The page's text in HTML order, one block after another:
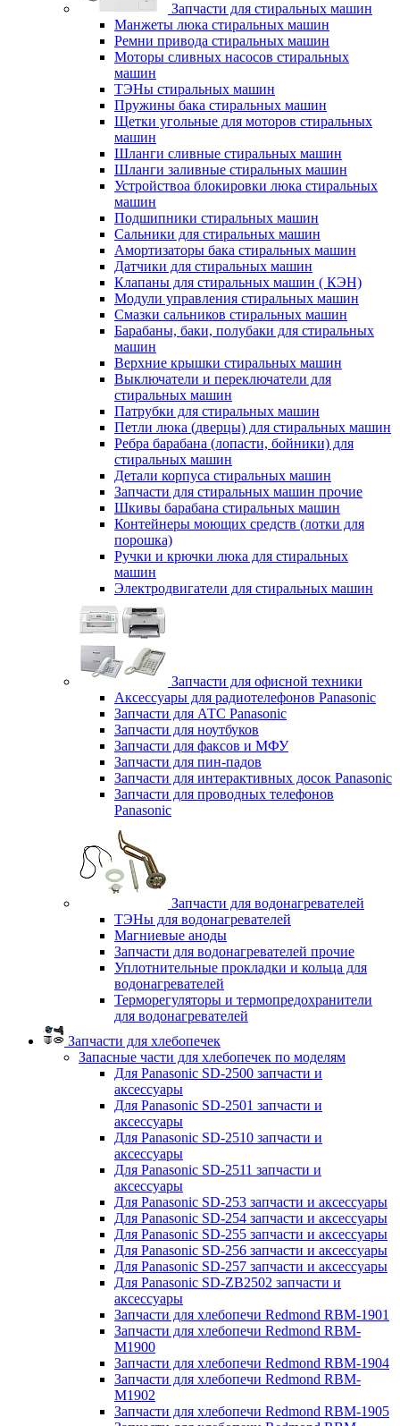
Запчасти для стиральных машин
Манжеты люка стиральных машин
Ремни привода стиральных машин
Моторы сливных насосов стиральных
машин
ТЭНы стиральных машин
Пружины бака стиральных машин
Щетки угольные для моторов стиральных
машин
Шланги сливные стиральных машин
Шланги заливные стиральных машин
Устройствоа блокировки люка стиральных
машин
Подшипники стиральных машин
Сальники для стиральных машин
Амортизаторы бака стиральных машин
Датчики для стиральных машин
Клапаны для стиральных машин ( КЭН)
Модули управления стиральных машин
Смазки сальников стиральных машин
Барабаны, баки, полубаки для стиральных
машин
Верхние крышки стиральных машин
Выключатели и переключатели для
стиральных машин
Патрубки для стиральных машин
Петли люка (дверцы) для стиральных машин
Ребра барабана (лопасти, бойники) для
стиральных машин
Детали корпуса стиральных машин
Запчасти для стиральных машин прочие
Шкивы барабана стиральных машин
Контейнеры моющих средств (лотки для
порошка)
Ручки и крючки люка для стиральных
машин
Электродвигатели для стиральных машин
Запчасти для офисной техники
Аксессуары для радиотелефонов Panasonic
Запчасти для АТС Panasonic
Запчасти для ноутбуков
Запчасти для факсов и МФУ
Запчасти для пин-падов
Запчасти для интерактивных досок Panasonic
Запчасти для проводных телефонов
Panasonic
Запчасти для водонагревателей
ТЭНы для водонагревателей
Магниевые аноды
Запчасти для водонагревателей прочие
Уплотнительные прокладки и кольца для
водонагревателей
Терморегуляторы и термопредохранители
для водонагревателей
Запчасти для хлебопечек
Запасные части для хлебопечек по моделям
Для Panasonic SD-2500 запчасти и
аксессуары
Для Panasonic SD-2501 запчасти и
аксессуары
Для Panasonic SD-2510 запчасти и
аксессуары
Для Panasonic SD-2511 запчасти и
аксессуары
Для Panasonic SD-253 запчасти и аксессуары
Для Panasonic SD-254 запчасти и аксессуары
Для Panasonic SD-255 запчасти и аксессуары
Для Panasonic SD-256 запчасти и аксессуары
Для Panasonic SD-257 запчасти и аксессуары
Для Panasonic SD-ZB2502 запчасти и
аксессуары
Запчасти для хлебопечи Redmond RBM-1901
Запчасти для хлебопечи Redmond RBM-
M1900
Запчасти для хлебопечи Redmond RBM-1904
Запчасти для хлебопечи Redmond RBM-
M1902
Запчасти для хлебопечи Redmond RBM-1905